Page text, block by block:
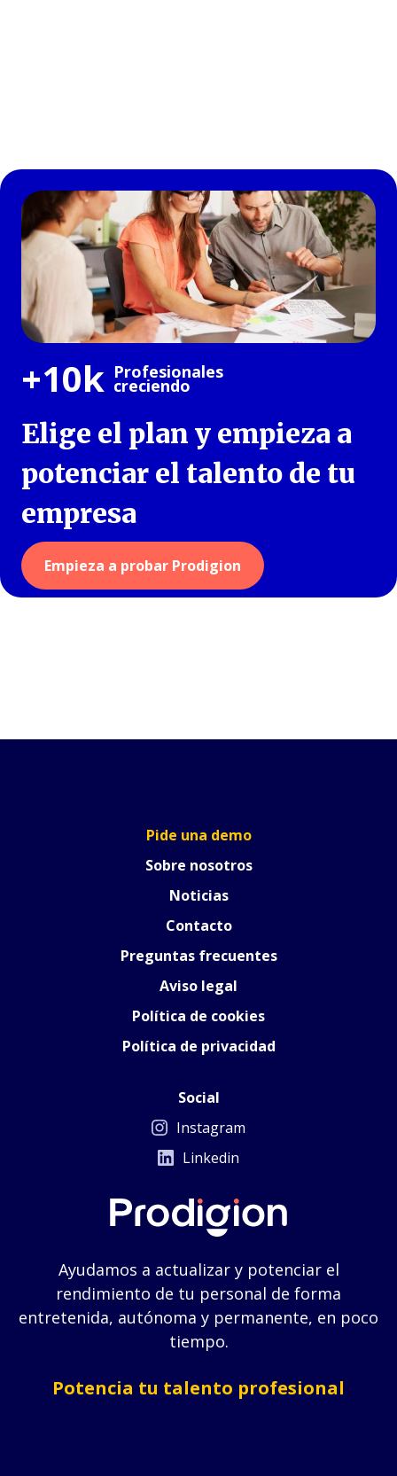
+10k Profesionales
creciendo
Elige el plan y empieza a
potenciar el talento de tu
empresa
Empieza a probar Prodigion
Pide una demo
Sobre nosotros
Noticias
Contacto
Preguntas frecuentes
Aviso legal
Política de cookies
Política de privacidad
Social
Instagram
Linkedin
Ayudamos a actualizar y potenciar el
rendimiento de tu personal de forma
entretenida, autónoma y permanente, en poco
tiempo.
Potencia tu talento profesional